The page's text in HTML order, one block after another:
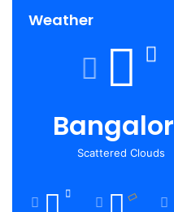
Weather
Scattered Clouds